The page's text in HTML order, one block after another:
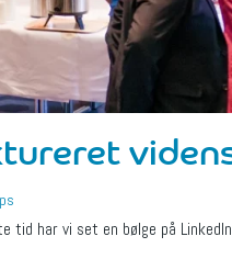
har vi set en bølge på